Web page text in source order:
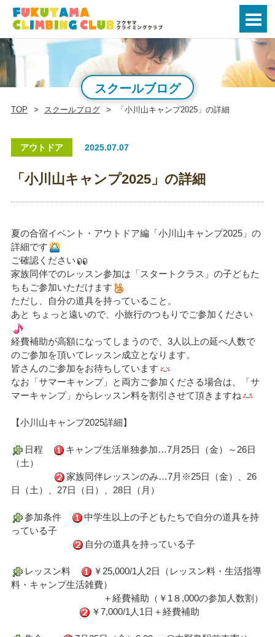
スクールブログ
TOP スクールブログ 「小川山キャンプ2025」の詳細
アウトドア 2025.07.07
「小川山キャンプ2025」の詳細
夏の合宿イベント・アウトドア編「小川山キャンプ2025」の
詳細です
ご確認ください
家族同伴でのレッスン参加は「スタートクラス」の子どもた
ちもご参加いただけます
ただし、自分の道具を持っていること。
あと ちょっと遠いので、小旅行のつもりでご参加ください
経費補助が高額になってしまうので、3人以上の延べ人数で
のご参加を頂いてレッスン成立となります。
皆さんのご参加をお待ちしています
なお「サマーキャンプ」と両方ご参加くださる場合は、「サ
マーキャンプ」からレッスン料を割引させて頂きますね
【小川山キャンプ2025詳細】
日程
キャンプ生活単独参加…7月25日（金）～26日
（土）
家族同伴レッスンのみ…7月※25日（金）、26
日（土）、27日（日）、28日（月）
参加条件
中学生以上の子どもたちで自分の道具を持
っている子
自分の道具を持っている子
レッスン料
￥25,000/1人2日（レッスン料・生活指導
料・キャンプ生活雑費）
＋経費補助（￥1８,000の参加人数割）
￥7,000/1人1日＋経費補助